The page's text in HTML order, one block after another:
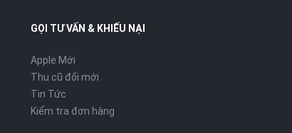
GỌI TƯ VẤN & KHIẾU NẠI
Apple Mới
Thu cũ đổi mới
Tin Tức
Kiểm tra đơn hàng